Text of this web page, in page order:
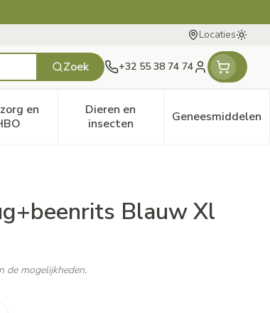
Locaties
Zoek +32 55 38 74 74
Klant menu
geneeskunde categorie
en
Toon submenu voor Thuiszorg en EHBO categorie
Dieren en
insectenToon submenu voor Dieren
Geneesmiddelen
Toon
Blauw Xl
de mogelijkheden.